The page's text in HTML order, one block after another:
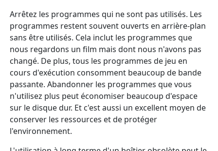
Arrêtez les programmes qui ne sont pas utilisés. Les
programmes restent souvent ouverts en arrière-plan
sans être utilisés. Cela inclut les programmes que
nous regardons un film mais dont nous n'avons pas
changé. De plus, tous les programmes de jeu en
cours d'exécution consomment beaucoup de bande
passante. Abandonner les programmes que vous
n'utilisez plus peut économiser beaucoup d'espace
sur le disque dur. Et c'est aussi un excellent moyen de
conserver les ressources et de protéger
l'environnement.